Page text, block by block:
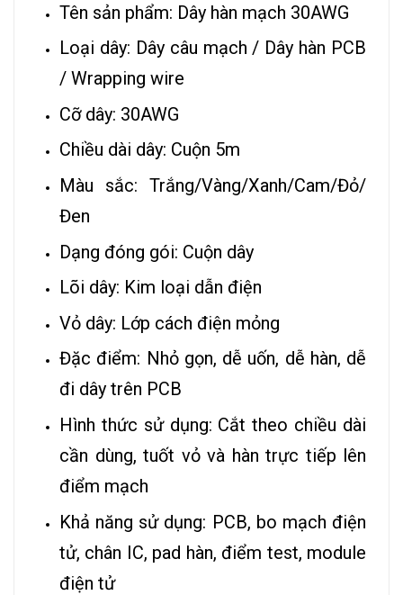
Tên sản phẩm: Dây hàn mạch 30AWG
Loại dây: Dây câu mạch / Dây hàn PCB
/ Wrapping wire
Cỡ dây: 30AWG
Chiều dài dây: Cuộn 5m
Màu sắc: Trắng/Vàng/Xanh/Cam/Đỏ/
Đen
Dạng đóng gói: Cuộn dây
Lõi dây: Kim loại dẫn điện
Vỏ dây: Lớp cách điện mỏng
Đặc điểm: Nhỏ gọn, dễ uốn, dễ hàn, dễ
đi dây trên PCB
Hình thức sử dụng: Cắt theo chiều dài
cần dùng, tuốt vỏ và hàn trực tiếp lên
điểm mạch
Khả năng sử dụng: PCB, bo mạch điện
tử, chân IC, pad hàn, điểm test, module
điện tử